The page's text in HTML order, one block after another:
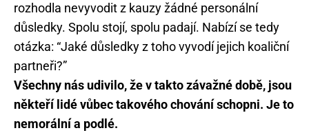
rozhodla nevyvodit z kauzy žádné personální
důsledky. Spolu stojí, spolu padají. Nabízí se tedy
otázka: “Jaké důsledky z toho vyvodí jejich koaliční
partneři?”
Všechny nás udivilo, že v takto závažné době, jsou
někteří lidé vůbec takového chování schopni. Je to
nemorální a podlé.